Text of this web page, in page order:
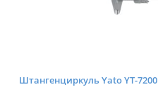
Штангенциркуль Yato YT-7200